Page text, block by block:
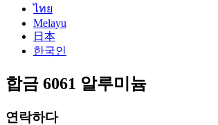
ไทย
Melayu
日本
한국인
합금 6061 알루미늄
연락하다